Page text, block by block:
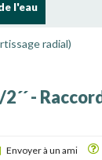
l'eau
radial)
-
Envoyer à un ami